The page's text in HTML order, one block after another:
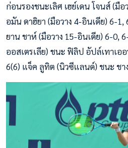
ก่อนรองชนะเลิศ เฮย์เดน โจนส์ (มือ
อมัน ดาฮิยา (มือวาง 4-อินเดีย) 6-1,
ยาน ชาห์ (มือวาง 15-อินเดีย) 6-0,
ออสเตรเลีย) ชนะ ฟิลิป อัปล์เทาเอ
6(6) แจ็ค ลูทิต (นิวซีแลนด์) ชนะ ชา